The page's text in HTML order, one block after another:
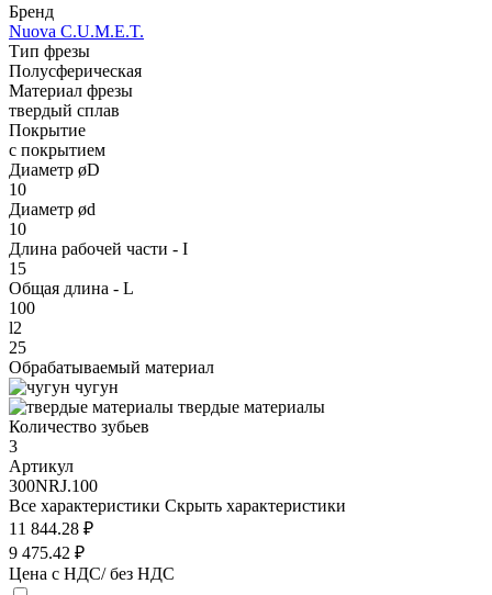
Бренд
Nuova C.U.M.E.T.
Тип фрезы
Полусферическая
Материал фрезы
твердый сплав
Покрытие
с покрытием
Диаметр øD
10
Диаметр ød
10
Длина рабочей части - I
15
Общая длина - L
100
l2
25
Обрабатываемый материал
чугун
твердые материалы
Количество зубьев
3
Артикул
300NRJ.100
Все характеристики Скрыть характеристики
11 844.28 ₽
9 475.42 ₽
Цена с НДС/ без НДС